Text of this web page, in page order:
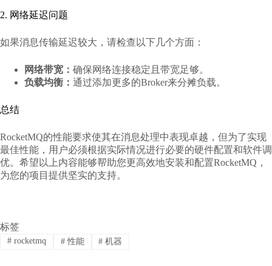
2. 网络延迟问题
如果消息传输延迟较大，请检查以下几个方面：
网络带宽： 确保网络连接稳定且带宽足够。
负载均衡： 通过添加更多的Broker来分摊负载。
总结
RocketMQ的性能要求使其在消息处理中表现卓越，但为了实现
最佳性能，用户必须根据实际情况进行必要的硬件配置和软件调
优。希望以上内容能够帮助您更高效地安装和配置RocketMQ，
为您的项目提供坚实的支持。
标签
#rocketmq #性能 # 机器